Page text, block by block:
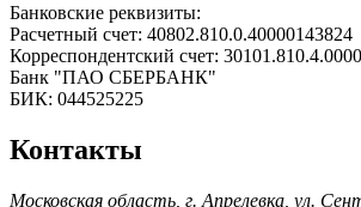
Банковские реквизиты:
Расчетный счет: 40802.810.0.40000143824
Корреспондентский счет:
Банк "ПАО СБЕРБАНК"
БИК: 044525225
Контакты
Московская область, г. Апрелевка, ул.